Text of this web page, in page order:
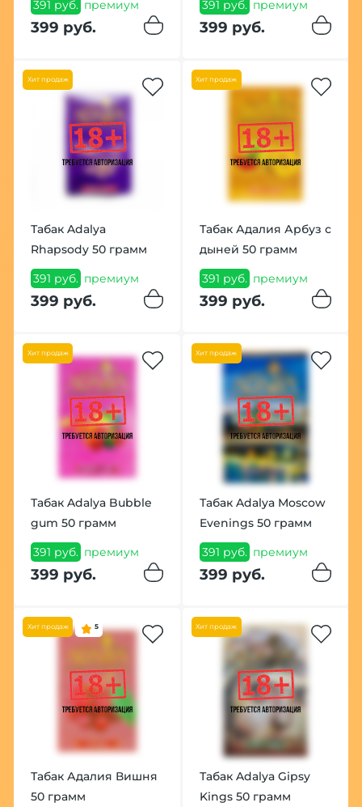
391 руб. премиум
399 руб.
391 руб. премиум
399 руб.
Хит продаж
Табак Adalya
Rhapsody 50 грамм
391 руб. премиум
399 руб.
Хит продаж
Табак Адалия Арбуз с
дыней 50 грамм
391 руб. премиум
399 руб.
Хит продаж
Табак Adalya Bubble
gum 50 грамм
391 руб. премиум
399 руб.
Хит продаж
Табак Adalya Moscow
Evenings 50 грамм
391 руб. премиум
399 руб.
Хит продаж 5
Табак Адалия Вишня
50 грамм
Хит продаж
Табак Adalya Gipsy
Kings 50 грамм